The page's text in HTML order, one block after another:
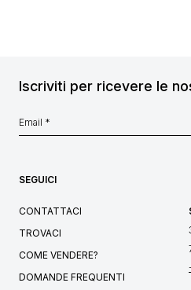
Iscriviti per ricevere le
SEGUICI
CONTATTACI
TROVACI
COME VENDERE?
DOMANDE FREQUENTI